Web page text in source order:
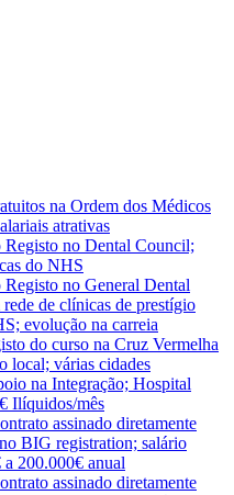
na Ordem dos Médicos
atrativas
no Dental Council;
do NHS
no General Dental
de clínicas de prestígio
evolução na carreia
do curso na Cruz Vermelha
local; várias cidades
na Integração; Hospital
Ilíquidos/mês
assinado diretamente
BIG registration; salário
200.000€ anual
assinado diretamente